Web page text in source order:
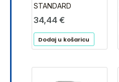
STANDARD
34,44 €
Dodaj u košaricu